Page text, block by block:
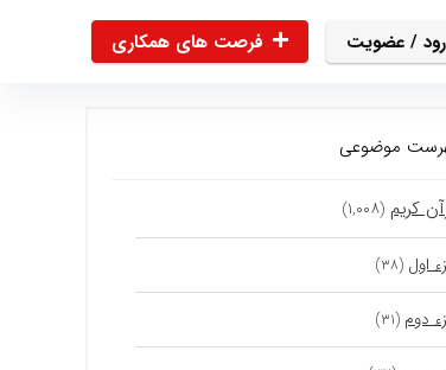
/ عضویت فرصت های همکاری
موضوعی
کریم (۱,۰۰۸)
اول (۳۸)
دوم (۳۱)